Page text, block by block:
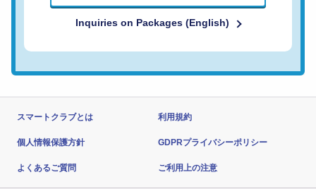
Inquiries on Packages (English)
スマートクラブとは 利用規約
個人情報保護方針 GDPRプライバシーポリシー
よくあるご質問 ご利用上の注意